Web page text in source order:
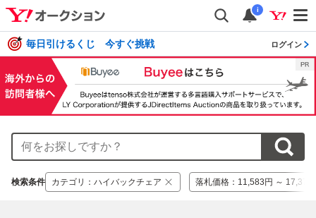
i
毎日引けるくじ 今すぐ挑戦 ログイン
検索条件 カテゴリ ： ハイバックチェア 落札価格 ： 11,583円 ～ 17,373